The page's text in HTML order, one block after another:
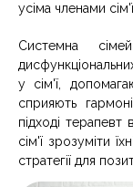
усіма членами сім'ї.
Системна
у сім'ї,
сприяють
підході
сім'ї зрозуміти
стратегії для